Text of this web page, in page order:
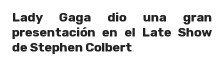
Lady Gaga dio una gran
presentación en el Late Show
de Stephen Colbert